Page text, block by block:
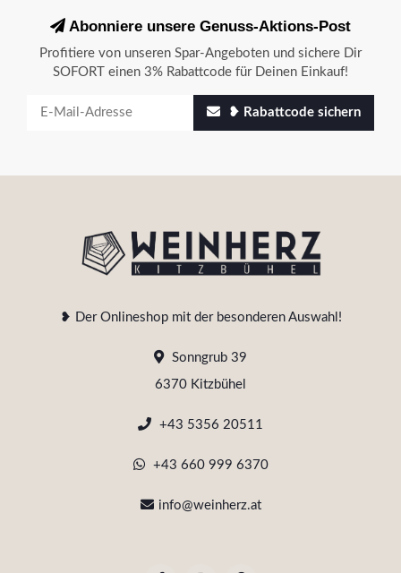
Abonniere unsere Genuss-Aktions-Post
Profitiere von unseren Spar-Angeboten und sichere Dir
SOFORT einen 3% Rabattcode für Deinen Einkauf!
❥ Rabattcode sichern
❥ Der Onlineshop mit der besonderen Auswahl!
Sonngrub 39
6370 Kitzbühel
+43 5356 20511
+43 660 999 6370
info@weinherz.at